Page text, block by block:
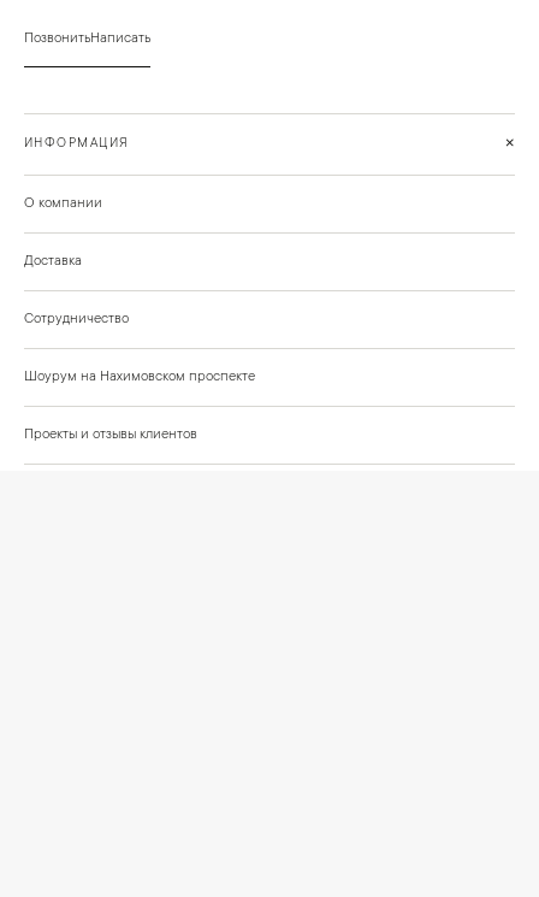
ПозвонитьНаписать
ИНФОРМАЦИЯ +
О компании
Доставка
Сотрудничество
Шоурум на Нахимовском проспекте
Проекты и отзывы клиентов